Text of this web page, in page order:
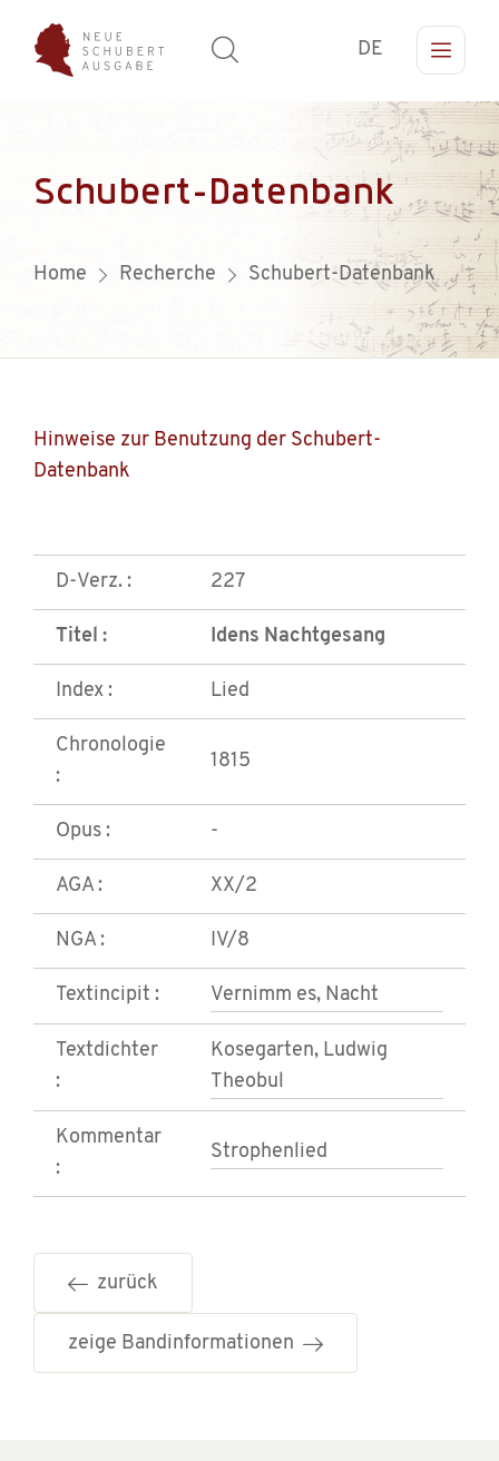
DE
Schubert-Datenbank
Home Recherche Schubert-Datenbank
Hinweise zur Benutzung der Schubert-
Datenbank
D-Verz. : 227
Titel : Idens Nachtgesang
Index : Lied
Chronologie
:
1815
Opus : -
AGA : XX/2
NGA : IV/8
Textincipit : Vernimm es, Nacht
Textdichter
:
Kosegarten, Ludwig
Theobul
Kommentar
:
Strophenlied
zurück
zeige Bandinformationen